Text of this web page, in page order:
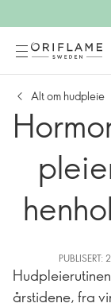
Alt om hudpleie
årstidene, fra